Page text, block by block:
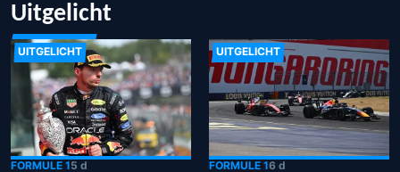
Uitgelicht
UITGELICHT
FORMULE 15 d
UITGELICHT
FORMULE 16 d